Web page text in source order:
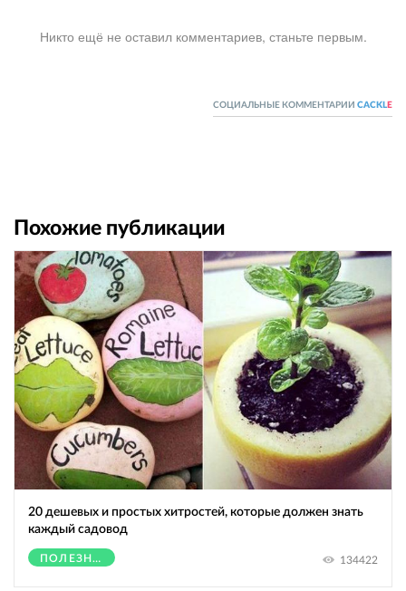
Никто ещё не оставил комментариев, станьте первым.
СОЦИАЛЬНЫЕ КОММЕНТАРИИ CACKL E
Похожие публикации
20 дешевых и простых хитростей, которые должен знать
каждый садовод
ПОЛЕЗНОЕ 134422